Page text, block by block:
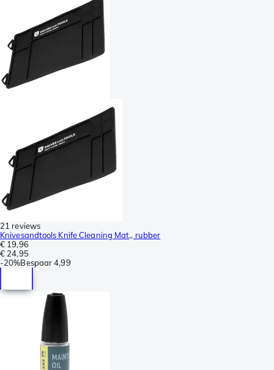
21 reviews
Knivesandtools Knife Cleaning Mat,, rubber
€ 19,96
€ 24,95
-20%Bespaar 4,99